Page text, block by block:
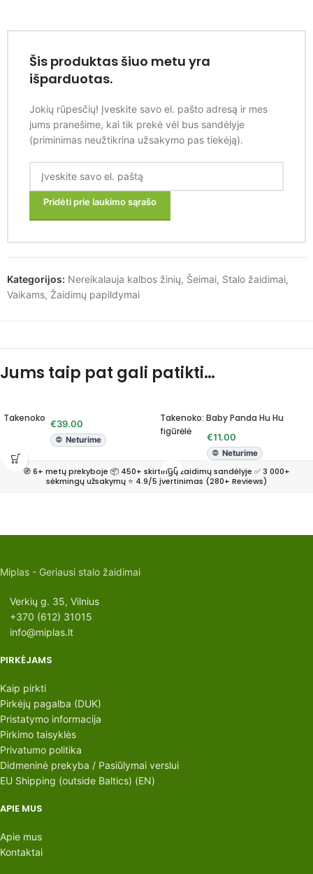
Šis produktas šiuo metu yra
išparduotas.
Jokių rūpesčių! Įveskite savo el. pašto adresą ir mes
jums pranešime, kai tik prekė vėl bus sandėlyje
(priminimas neužtikrina užsakymo pas tiekėją).
Pridėti prie laukimo sąrašo
Kategorijos: Nereikalauja kalbos žinių, Šeimai, Stalo žaidimai,
Vaikams, Žaidimų papildymai
Jums taip pat gali patikti…
Takenoko €39.00
Neturime
Takenoko: Baby Panda Hu Hu
figūrėlė
€11.00
Neturime
🧭 6+ metų prekyboje 📦 450+ skirtingų žaidimų sandėlyje ✅ 3 000+
sėkmingų užsakymų ⭐ 4.9/5 įvertinimas (280+ Reviews)
Miplas - Geriausi stalo žaidimai
Verkių g. 35, Vilnius
+370 (612) 31015
info@miplas.lt
PIRKĖJAMS
Kaip pirkti
Pirkėjų pagalba (DUK)
Pristatymo informacija
Pirkimo taisyklės
Privatumo politika
Didmeninė prekyba / Pasiūlymai verslui
EU Shipping (outside Baltics) (EN)
APIE MUS
Apie mus
Kontaktai